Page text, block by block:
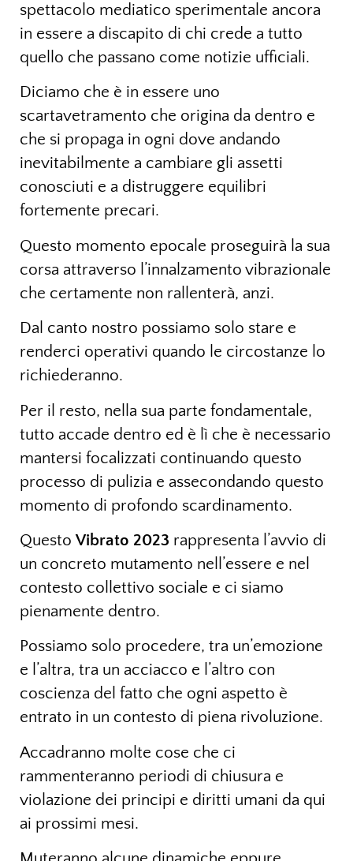
spettacolo mediatico sperimentale ancora
in essere a discapito di chi crede a tutto
quello che passano come notizie ufficiali.
Diciamo che è in essere uno
scartavetramento che origina da dentro e
che si propaga in ogni dove andando
inevitabilmente a cambiare gli assetti
conosciuti e a distruggere equilibri
fortemente precari.
Questo momento epocale proseguirà la sua
corsa attraverso l’innalzamento vibrazionale
che certamente non rallenterà, anzi.
Dal canto nostro possiamo solo stare e
renderci operativi quando le circostanze lo
richiederanno.
Per il resto, nella sua parte fondamentale,
tutto accade dentro ed è lì che è necessario
mantersi focalizzati continuando questo
processo di pulizia e assecondando questo
momento di profondo scardinamento.
Questo Vibrato 2023 rappresenta l’avvio di
un concreto mutamento nell’essere e nel
contesto collettivo sociale e ci siamo
pienamente dentro.
Possiamo solo procedere, tra un’emozione
e l’altra, tra un acciacco e l’altro con
coscienza del fatto che ogni aspetto è
entrato in un contesto di piena rivoluzione.
Accadranno molte cose che ci
rammenteranno periodi di chiusura e
violazione dei principi e diritti umani da qui
ai prossimi mesi.